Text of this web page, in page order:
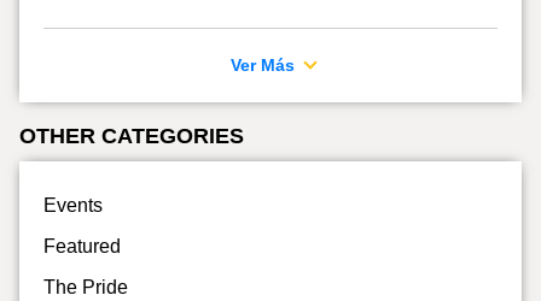
Ver Más
OTHER CATEGORIES
Events
Featured
The Pride